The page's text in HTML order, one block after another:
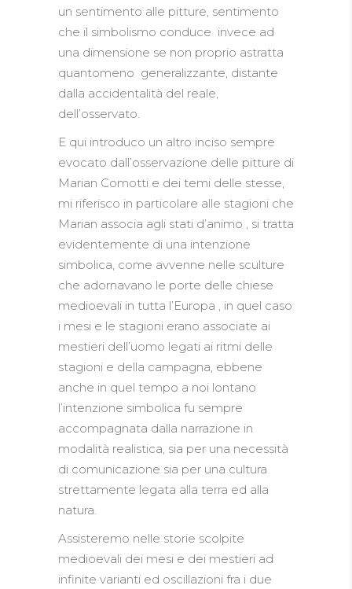
un sentimento alle pitture, sentimento
che il simbolismo conduce invece ad
una dimensione se non proprio astratta
quantomeno generalizzante, distante
dalla accidentalità del reale,
dell’osservato.
E qui introduco un altro inciso sempre
evocato dall’osservazione delle pitture di
Marian Comotti e dei temi delle stesse,
mi riferisco in particolare alle stagioni che
Marian associa agli stati d’animo , si tratta
evidentemente di una intenzione
simbolica, come avvenne nelle sculture
che adornavano le porte delle chiese
medioevali in tutta l’Europa , in quel caso
i mesi e le stagioni erano associate ai
mestieri dell’uomo legati ai ritmi delle
stagioni e della campagna, ebbene
anche in quel tempo a noi lontano
l’intenzione simbolica fu sempre
accompagnata dalla narrazione in
modalità realistica, sia per una necessità
di comunicazione sia per una cultura
strettamente legata alla terra ed alla
natura.
Assisteremo nelle storie scolpite
medioevali dei mesi e dei mestieri ad
infinite varianti ed oscillazioni fra i due